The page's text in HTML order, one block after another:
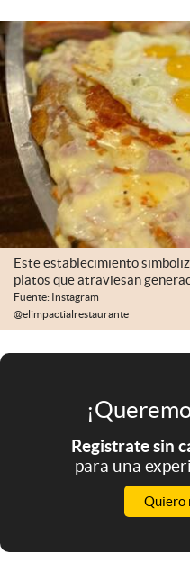
Clase
Clima
Mundial 2026
Eventos Corporativos
El Cronista Studio
Mediakit
abre en nueva pestaña
Argentina
Este establecimiento
platos que atraviesan
Fuente: Instagram
@elimpactialrestaurante
Registrate sin
para una
Quiero